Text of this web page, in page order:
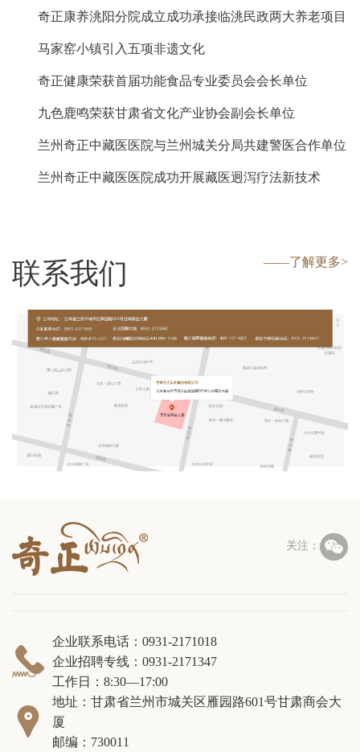
奇正康养洮阳分院成立成功承接临洮民政两大养老项目
马家窑小镇引入五项非遗文化
奇正健康荣获首届功能食品专业委员会会长单位
九色鹿鸣荣获甘肃省文化产业协会副会长单位
兰州奇正中藏医医院与兰州城关分局共建警医合作单位
兰州奇正中藏医医院成功开展藏医迥泻疗法新技术
——了解更多>
联系我们
关注： 

企业联系电话：0931-2171018
企业招聘专线：0931-2171347
工作日：8:30—17:00

地址：甘肃省兰州市城关区雁园路601号甘肃商会大
厦
邮编：730011